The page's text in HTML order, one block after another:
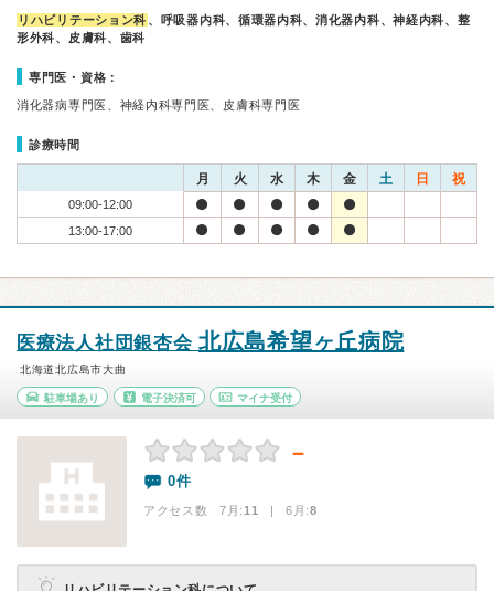
リハビリテーション科 、呼吸器内科、循環器内科、消化器内科、神経内科、整
形外科、皮膚科、歯科
専門医・資格：
消化器病専門医、神経内科専門医、皮膚科専門医
診療時間
月 火 水 木 金 土 日 祝
09:00-12:00
13:00-17:00
医療法人社団銀杏会 北広島希望ヶ丘病院
北海道北広島市大曲
駐車場あり 電子決済可 マイナ受付
－
0件
アクセス数 7月:11 | 6月:8